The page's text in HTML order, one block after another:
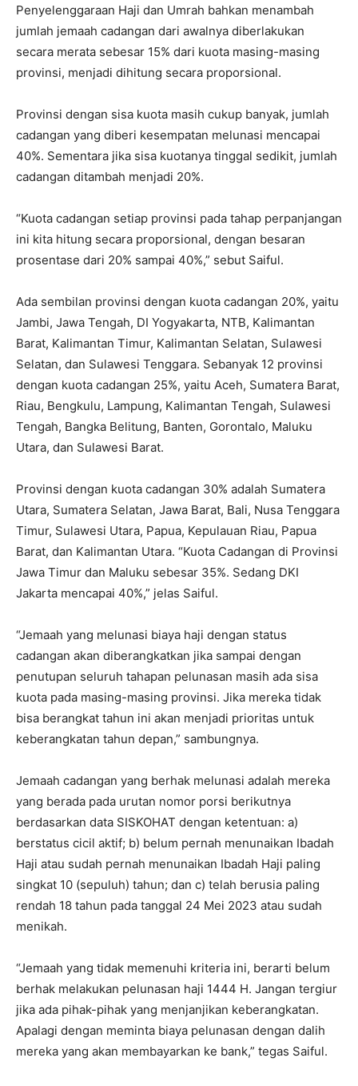
Penyelenggaraan Haji dan Umrah bahkan menambah
jumlah jemaah cadangan dari awalnya diberlakukan
secara merata sebesar 15% dari kuota masing-masing
provinsi, menjadi dihitung secara proporsional.
Provinsi dengan sisa kuota masih cukup banyak, jumlah
cadangan yang diberi kesempatan melunasi mencapai
40%. Sementara jika sisa kuotanya tinggal sedikit, jumlah
cadangan ditambah menjadi 20%.
“Kuota cadangan setiap provinsi pada tahap perpanjangan
ini kita hitung secara proporsional, dengan besaran
prosentase dari 20% sampai 40%,” sebut Saiful.
Ada sembilan provinsi dengan kuota cadangan 20%, yaitu
Jambi, Jawa Tengah, DI Yogyakarta, NTB, Kalimantan
Barat, Kalimantan Timur, Kalimantan Selatan, Sulawesi
Selatan, dan Sulawesi Tenggara. Sebanyak 12 provinsi
dengan kuota cadangan 25%, yaitu Aceh, Sumatera Barat,
Riau, Bengkulu, Lampung, Kalimantan Tengah, Sulawesi
Tengah, Bangka Belitung, Banten, Gorontalo, Maluku
Utara, dan Sulawesi Barat.
Provinsi dengan kuota cadangan 30% adalah Sumatera
Utara, Sumatera Selatan, Jawa Barat, Bali, Nusa Tenggara
Timur, Sulawesi Utara, Papua, Kepulauan Riau, Papua
Barat, dan Kalimantan Utara. “Kuota Cadangan di Provinsi
Jawa Timur dan Maluku sebesar 35%. Sedang DKI
Jakarta mencapai 40%,” jelas Saiful.
“Jemaah yang melunasi biaya haji dengan status
cadangan akan diberangkatkan jika sampai dengan
penutupan seluruh tahapan pelunasan masih ada sisa
kuota pada masing-masing provinsi. Jika mereka tidak
bisa berangkat tahun ini akan menjadi prioritas untuk
keberangkatan tahun depan,” sambungnya.
Jemaah cadangan yang berhak melunasi adalah mereka
yang berada pada urutan nomor porsi berikutnya
berdasarkan data SISKOHAT dengan ketentuan: a)
berstatus cicil aktif; b) belum pernah menunaikan Ibadah
Haji atau sudah pernah menunaikan Ibadah Haji paling
singkat 10 (sepuluh) tahun; dan c) telah berusia paling
rendah 18 tahun pada tanggal 24 Mei 2023 atau sudah
menikah.
“Jemaah yang tidak memenuhi kriteria ini, berarti belum
berhak melakukan pelunasan haji 1444 H. Jangan tergiur
jika ada pihak-pihak yang menjanjikan keberangkatan.
Apalagi dengan meminta biaya pelunasan dengan dalih
mereka yang akan membayarkan ke bank,” tegas Saiful.